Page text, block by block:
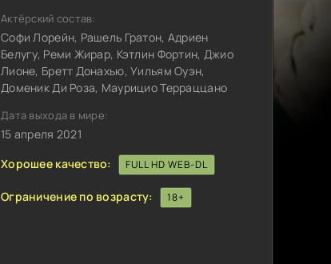
Актёрский состав:
Софи Лорейн, Рашель Гратон, Адриен
Белугу, Реми Жирар, Кэтлин Фортин, Джио
Лионе, Бретт Донахью, Уильям Оуэн,
Доменик Ди Роза, Маурицио Терраццано
Дата выхода в мире:
15 апреля 2021
Хорошее качество:
FULL HD WEB-DL
Ограничение по возрасту: 18+